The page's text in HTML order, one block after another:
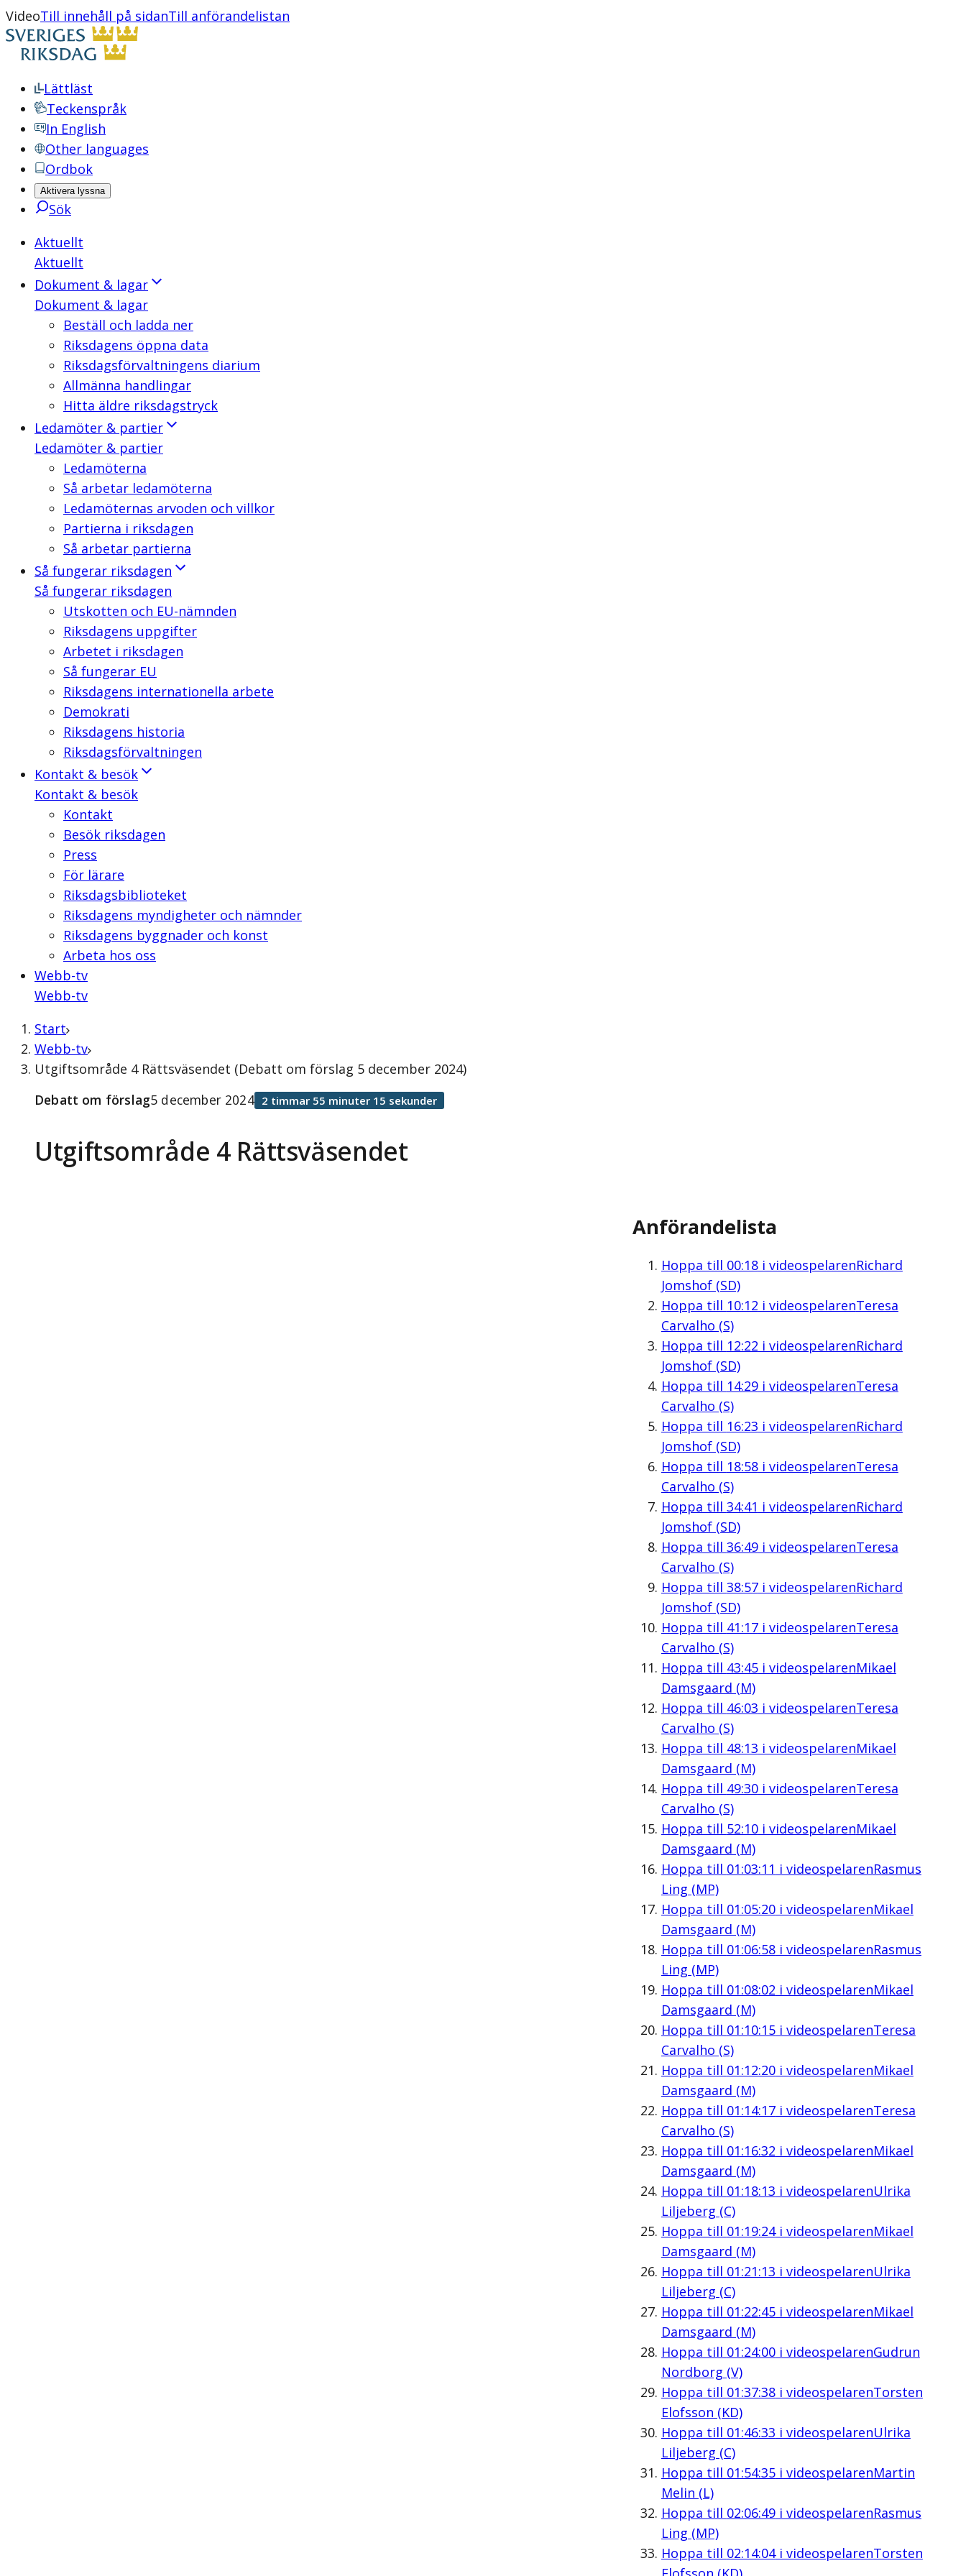
VideoTill innehåll på sidanTill anförandelistan
Lättläst
Teckenspråk
In English
Other languages
Ordbok
Aktivera lyssna
Sök
Aktuellt
Aktuellt
Dokument & lagar
Dokument & lagar
Beställ och ladda ner
Riksdagens öppna data
Riksdagsförvaltningens diarium
Allmänna handlingar
Hitta äldre riksdagstryck
Ledamöter & partier
Ledamöter & partier
Ledamöterna
Så arbetar ledamöterna
Ledamöternas arvoden och villkor
Partierna i riksdagen
Så arbetar partierna
Så fungerar riksdagen
Så fungerar riksdagen
Utskotten och EU-nämnden
Riksdagens uppgifter
Arbetet i riksdagen
Så fungerar EU
Riksdagens internationella arbete
Demokrati
Riksdagens historia
Riksdagsförvaltningen
Kontakt & besök
Kontakt & besök
Kontakt
Besök riksdagen
Press
För lärare
Riksdagsbiblioteket
Riksdagens myndigheter och nämnder
Riksdagens byggnader och konst
Arbeta hos oss
Webb-tv
Webb-tv
Start
Webb-tv
Utgiftsområde 4 Rättsväsendet (Debatt om förslag 5 december 2024)
Utgiftsområde 4 Rättsväsendet
Debatt om förslag5 december 2024 2 timmar 55 minuter 15 sekunder
Anförandelista
Hoppa till 00:18i videospelarenRichard
Jomshof (SD)
Hoppa till 10:12 i videospelarenTeresa
Carvalho (S)
Hoppa till 12:22 i videospelarenRichard
Jomshof (SD)
Hoppa till 14:29i videospelarenTeresa
Carvalho (S)
Hoppa till 16:23 i videospelarenRichard
Jomshof (SD)
Hoppa till 18:58i videospelarenTeresa
Carvalho (S)
Hoppa till 34:41 i videospelarenRichard
Jomshof (SD)
Hoppa till 36:49i videospelarenTeresa
Carvalho (S)
Hoppa till 38:57i videospelarenRichard
Jomshof (SD)
Hoppa till 41:17i videospelarenTeresa
Carvalho (S)
Hoppa till 43:45i videospelarenMikael
Damsgaard (M)
Hoppa till 46:03 i videospelarenTeresa
Carvalho (S)
Hoppa till 48:13 i videospelarenMikael
Damsgaard (M)
Hoppa till 49:30i videospelarenTeresa
Carvalho (S)
Hoppa till 52:10i videospelarenMikael
Damsgaard (M)
Hoppa till 01:03:11 i videospelarenRasmus
Ling (MP)
Hoppa till 01:05:20i videospelarenMikael
Damsgaard (M)
Hoppa till 01:06:58i videospelarenRasmus
Ling (MP)
Hoppa till 01:08:02 i videospelarenMikael
Damsgaard (M)
Hoppa till 01:10:15i videospelarenTeresa
Carvalho (S)
Hoppa till 01:12:20i videospelarenMikael
Damsgaard (M)
Hoppa till 01:14:17i videospelarenTeresa
Carvalho (S)
Hoppa till 01:16:32 i videospelarenMikael
Damsgaard (M)
Hoppa till 01:18:13 i videospelarenUlrika
Liljeberg (C)
Hoppa till 01:19:24i videospelarenMikael
Damsgaard (M)
Hoppa till 01:21:13 i videospelarenUlrika
Liljeberg (C)
Hoppa till 01:22:45i videospelarenMikael
Damsgaard (M)
Hoppa till 01:24:00i videospelarenGudrun
Nordborg (V)
Hoppa till 01:37:38i videospelarenTorsten
Elofsson (KD)
Hoppa till 01:46:33 i videospelarenUlrika
Liljeberg (C)
Hoppa till 01:54:35i videospelarenMartin
Melin (L)
Hoppa till 02:06:49i videospelarenRasmus
Ling (MP)
Hoppa till 02:14:04i videospelarenTorsten